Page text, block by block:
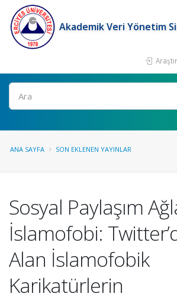
Akademik Veri Yönetim
Ara
ANA SAYFA SON EKLENEN YAYINLAR
Sosyal Paylaşım
İslamofobi:
Alan İslamofobik
Karikatürlerin